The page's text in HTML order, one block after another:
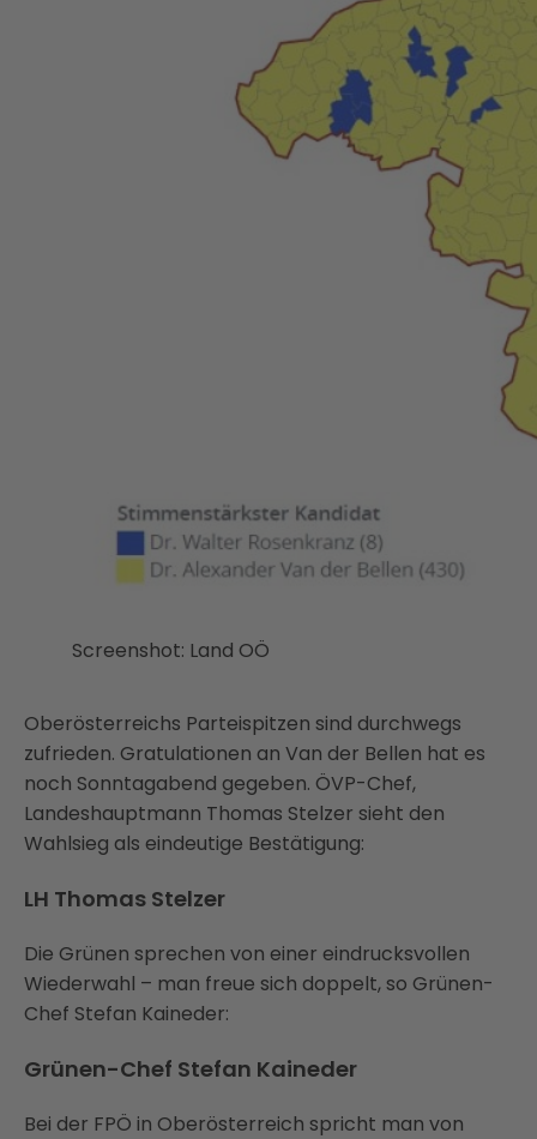
Screenshot: Land OÖ
Oberösterreichs Parteispitzen sind durchwegs
zufrieden. Gratulationen an Van der Bellen hat es
noch Sonntagabend gegeben. ÖVP-Chef,
Landeshauptmann Thomas Stelzer sieht den
Wahlsieg als eindeutige Bestätigung:
LH Thomas Stelzer
Die Grünen sprechen von einer eindrucksvollen
Wiederwahl – man freue sich doppelt, so Grünen-
Chef Stefan Kaineder:
Grünen-Chef Stefan Kaineder
Bei der FPÖ in Oberösterreich spricht man von